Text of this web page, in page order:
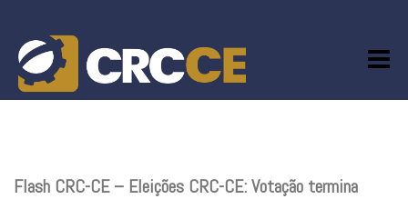
content
Flash CRC-CE – Eleições CRC-CE: Votação termina